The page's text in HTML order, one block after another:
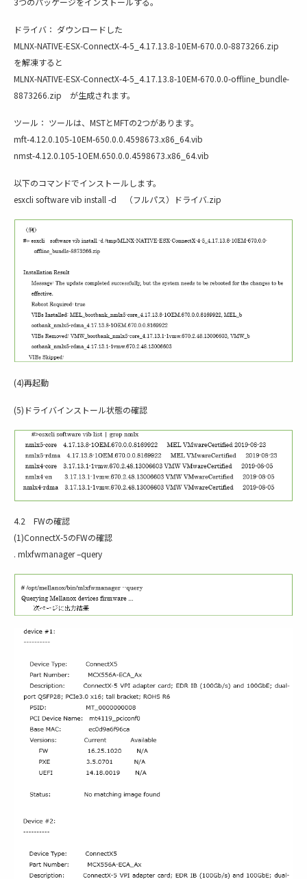
ドライバ： ダウンロードした
MLNX-NATIVE-ESX-ConnectX-4-5_4.17.13.8-10EM-670.0.0-8873266.zip
を解凍すると
MLNX-NATIVE-ESX-ConnectX-4-5_4.17.13.8-10EM-670.0.0-offline_bundle-
8873266.zip が生成されます。
ツール： ツールは、MSTとMFTの2つがあります。
mft-4.12.0.105-10EM-650.0.0.4598673.x86_64.vib
nmst-4.12.0.105-1OEM.650.0.0.4598673.x86_64.vib
以下のコマンドでインストールします。
esxcli software vib install -d （フルパス）ドライバ.zip
(4)再起動
(5)ドライバインストール状態の確認
4.2 FWの確認
(1)ConnectX-5のFWの確認
. mlxfwmanager –query